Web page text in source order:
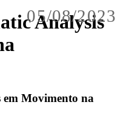
05/08/2023
Analysis
em Movimento na